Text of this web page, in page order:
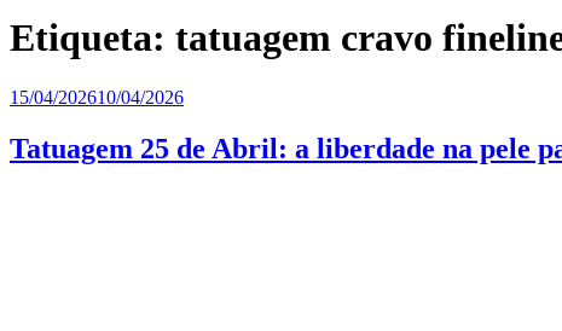
Etiqueta: tatuagem cravo
Publicado
15/04/202610/04/2026
Tatuagem 25 de Abril: a liberdade na pele